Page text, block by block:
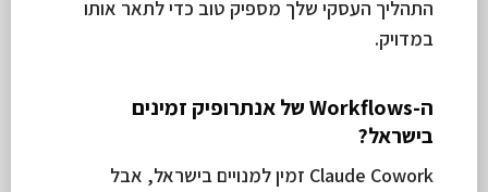
התהליך העסקי שלך מספיק טוב כדי לתאר אותו
במדויק.
ה-Workflows של אנתרופיק זמינים
בישראל?
Claude Cowork זמין למנויים בישראל, אבל